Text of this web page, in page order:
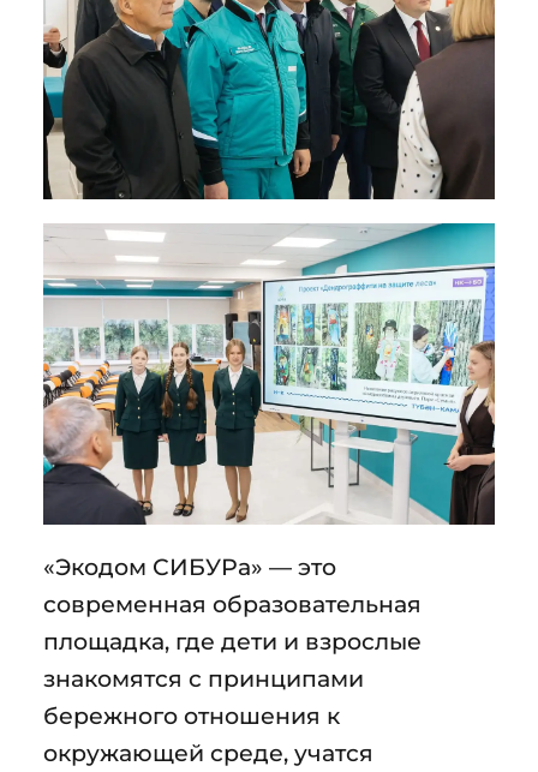
«Экодом СИБУРа» — это
современная образовательная
площадка, где дети и взрослые
знакомятся с принципами
бережного отношения к
окружающей среде, учатся